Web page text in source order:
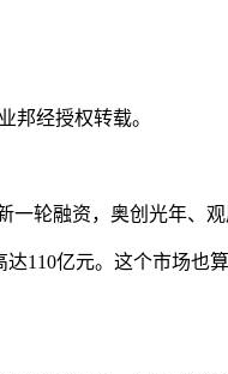
邦经授权转载。
轮融资，奥创光年、
110亿元。这个市场